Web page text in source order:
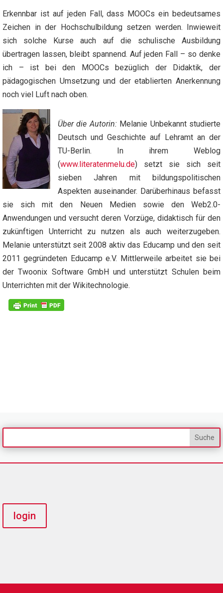
Erkennbar ist auf jeden Fall, dass MOOCs ein bedeutsames
Zeichen in der Hochschulbildung setzen werden. Inwieweit
sich solche Kurse auch auf die schulische Ausbildung
übertragen lassen, bleibt spannend. Auf jeden Fall – so denke
ich – ist bei den MOOCs bezüglich der Didaktik, der
pädagogischen Umsetzung und der etablierten Anerkennung
noch viel Luft nach oben.
Über die Autorin:Melanie Unbekannt studierte
Deutsch und Geschichte auf Lehramt an der
TU-Berlin. In ihrem Weblog
(www.literatenmelu.de) setzt sie sich seit
sieben Jahren mit bildungspolitischen
Aspekten auseinander. Darüberhinaus befasst
sie sich mit den Neuen Medien sowie den Web2.0-
Anwendungen und versucht deren Vorzüge, didaktisch für den
zukünftigen Unterricht zu nutzen als auch weiterzugeben.
Melanie unterstützt seit 2008 aktiv das Educamp und den seit
2011 gegründeten Educamp e.V. Mittlerweile arbeitet sie bei
der Twoonix Software GmbH und unterstützt Schulen beim
Unterrichten mit der Wikitechnologie.
login